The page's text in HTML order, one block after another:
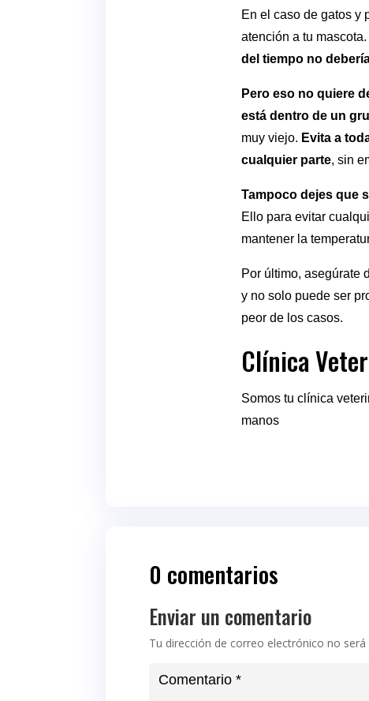
En el caso de gatos y
atención a tu mascota.
del tiempo no
Pero eso no quiere
está dentro de un
muy viejo. Evita a
cualquier parte, sin
Tampoco dejes que
Ello para evitar
mantener la
Por último, asegúrate
y no solo puede ser
peor de los casos.
Clínica
Somos tu clínica
manos
0 comentarios
Enviar un comentario
Tu dirección de correo electrónico no será